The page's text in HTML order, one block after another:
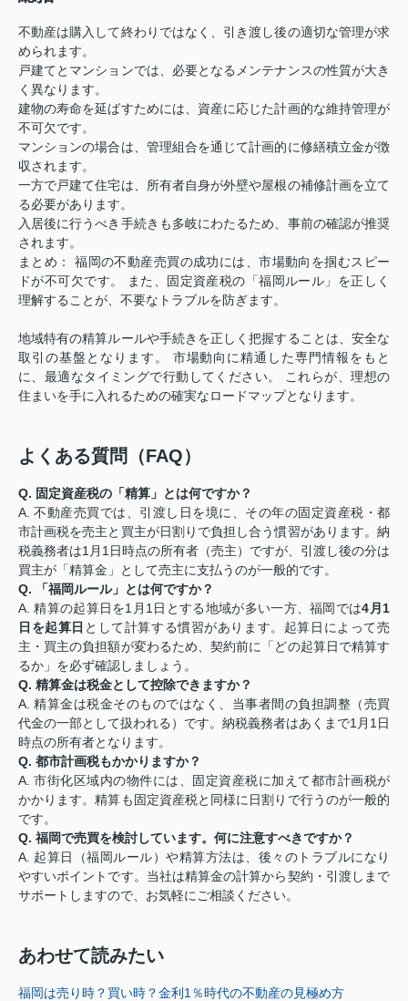
不動産は購入して終わりではなく、引き渡し後の適切な管理が求
められます。
戸建てとマンションでは、必要となるメンテナンスの性質が大き
く異なります。
建物の寿命を延ばすためには、資産に応じた計画的な維持管理が
不可欠です。
マンションの場合は、管理組合を通じて計画的に修繕積立金が徴
収されます。
一方で戸建て住宅は、所有者自身が外壁や屋根の補修計画を立て
る必要があります。
入居後に行うべき手続きも多岐にわたるため、事前の確認が推奨
されます。
まとめ： 福岡の不動産売買の成功には、市場動向を掴むスピー
ドが不可欠です。 また、固定資産税の「福岡ルール」を正しく
理解することが、不要なトラブルを防ぎます。
地域特有の精算ルールや手続きを正しく把握することは、安全な
取引の基盤となります。 市場動向に精通した専門情報をもと
に、最適なタイミングで行動してください。 これらが、理想の
住まいを手に入れるための確実なロードマップとなります。
よくある質問（FAQ）
Q. 固定資産税の「精算」とは何ですか？
A. 不動産売買では、引渡し日を境に、その年の固定資産税・都
市計画税を売主と買主が日割りで負担し合う慣習があります。納
税義務者は1月1日時点の所有者（売主）ですが、引渡し後の分は
買主が「精算金」として売主に支払うのが一般的です。
Q. 「福岡ルール」とは何ですか？
A. 精算の起算日を1月1日とする地域が多い一方、福岡では4月1
日を起算日 として計算する慣習があります。起算日によって売
主・買主の負担額が変わるため、契約前に「どの起算日で精算す
るか」を必ず確認しましょう。
Q. 精算金は税金として控除できますか？
A. 精算金は税金そのものではなく、当事者間の負担調整（売買
代金の一部として扱われる）です。納税義務者はあくまで1月1日
時点の所有者となります。
Q. 都市計画税もかかりますか？
A. 市街化区域内の物件には、固定資産税に加えて都市計画税が
かかります。精算も固定資産税と同様に日割りで行うのが一般的
です。
Q. 福岡で売買を検討しています。何に注意すべきですか？
A. 起算日（福岡ルール）や精算方法は、後々のトラブルになり
やすいポイントです。当社は精算金の計算から契約・引渡しまで
サポートしますので、お気軽にご相談ください。
あわせて読みたい
福岡は売り時？買い時？金利1％時代の不動産の見極め方